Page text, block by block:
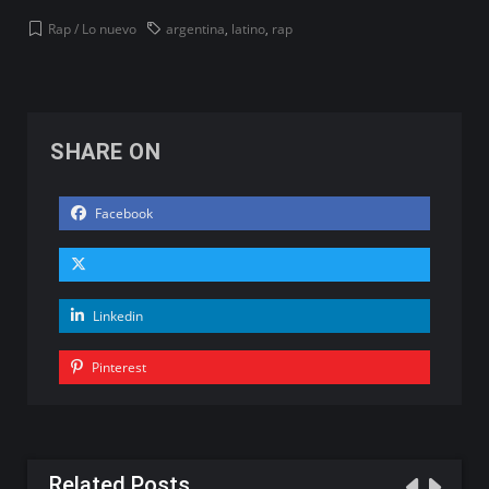
Rap / Lo nuevo argentina, latino, rap
SHARE ON
Facebook
Linkedin
Pinterest